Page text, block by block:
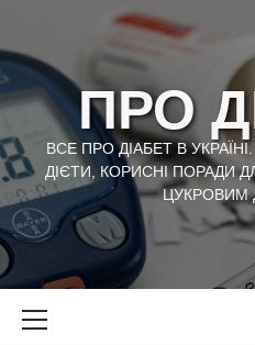
content
ПРО
ВСЕ ПРО ДІАБЕТ В
ДІЄТИ, КОРИСНІ ПОРАДИ
ЦУКРОВИМ